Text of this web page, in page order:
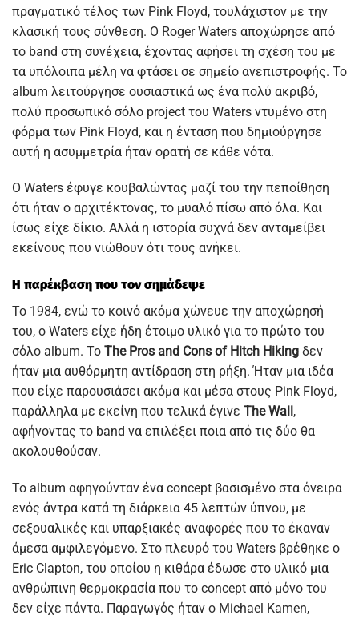
πραγματικό τέλος των Pink Floyd, τουλάχιστον με την
κλασική τους σύνθεση. Ο Roger Waters αποχώρησε από
το band στη συνέχεια, έχοντας αφήσει τη σχέση του με
τα υπόλοιπα μέλη να φτάσει σε σημείο ανεπιστροφής. Το
album λειτούργησε ουσιαστικά ως ένα πολύ ακριβό,
πολύ προσωπικό σόλο project του Waters ντυμένο στη
φόρμα των Pink Floyd, και η ένταση που δημιούργησε
αυτή η ασυμμετρία ήταν ορατή σε κάθε νότα.
Ο Waters έφυγε κουβαλώντας μαζί του την πεποίθηση
ότι ήταν ο αρχιτέκτονας, το μυαλό πίσω από όλα. Και
ίσως είχε δίκιο. Αλλά η ιστορία συχνά δεν ανταμείβει
εκείνους που νιώθουν ότι τους ανήκει.
Η παρέκβαση που τον σημάδεψε
Το 1984, ενώ το κοινό ακόμα χώνευε την αποχώρησή
του, ο Waters είχε ήδη έτοιμο υλικό για το πρώτο του
σόλο album. Το The Pros and Cons of Hitch Hiking δεν
ήταν μια αυθόρμητη αντίδραση στη ρήξη. Ήταν μια ιδέα
που είχε παρουσιάσει ακόμα και μέσα στους Pink Floyd,
παράλληλα με εκείνη που τελικά έγινε The Wall ,
αφήνοντας το band να επιλέξει ποια από τις δύο θα
ακολουθούσαν.
Το album αφηγούνταν ένα concept βασισμένο στα όνειρα
ενός άντρα κατά τη διάρκεια 45 λεπτών ύπνου, με
σεξουαλικές και υπαρξιακές αναφορές που το έκαναν
άμεσα αμφιλεγόμενο. Στο πλευρό του Waters βρέθηκε ο
Eric Clapton, του οποίου η κιθάρα έδωσε στο υλικό μια
ανθρώπινη θερμοκρασία που το concept από μόνο του
δεν είχε πάντα. Παραγωγός ήταν ο Michael Kamen,